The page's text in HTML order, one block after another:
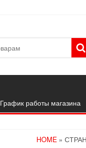
График работы магазина
HOME »